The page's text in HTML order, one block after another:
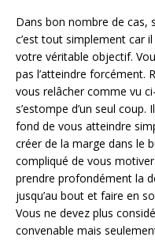
Dans bon nombre de cas,
c’est tout simplement car
votre véritable objectif.
pas l’atteindre forcément.
vous relâcher comme vu
s’estompe d’un seul
fond de vous atteindre
créer de la marge dans le
compliqué de vous
prendre profondément la
jusqu’au bout et faire en
Vous ne devez plus
convenable mais